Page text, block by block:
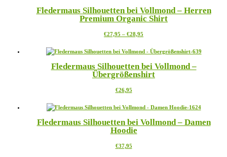
gewählt
werden
Fledermaus Silhouetten bei Vollmond – Herren
Premium Organic Shirt
€27,95 – €28,95
bis
weist
Varianten
auf.
auf
Produktseite
Fledermaus Silhouetten bei Vollmond –
Übergrößenshirt
€26,95Dieses
weist
Varianten
auf.
Optionen
Fledermaus Silhouetten bei Vollmond – Damen
Hoodie
€37,95Dieses